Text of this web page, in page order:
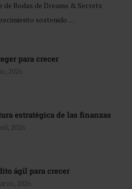
de Bodas de Dreams & Secrets
sostenido …
para crecer
2026
estratégica de las finanzas
2026
ágil para crecer
2026